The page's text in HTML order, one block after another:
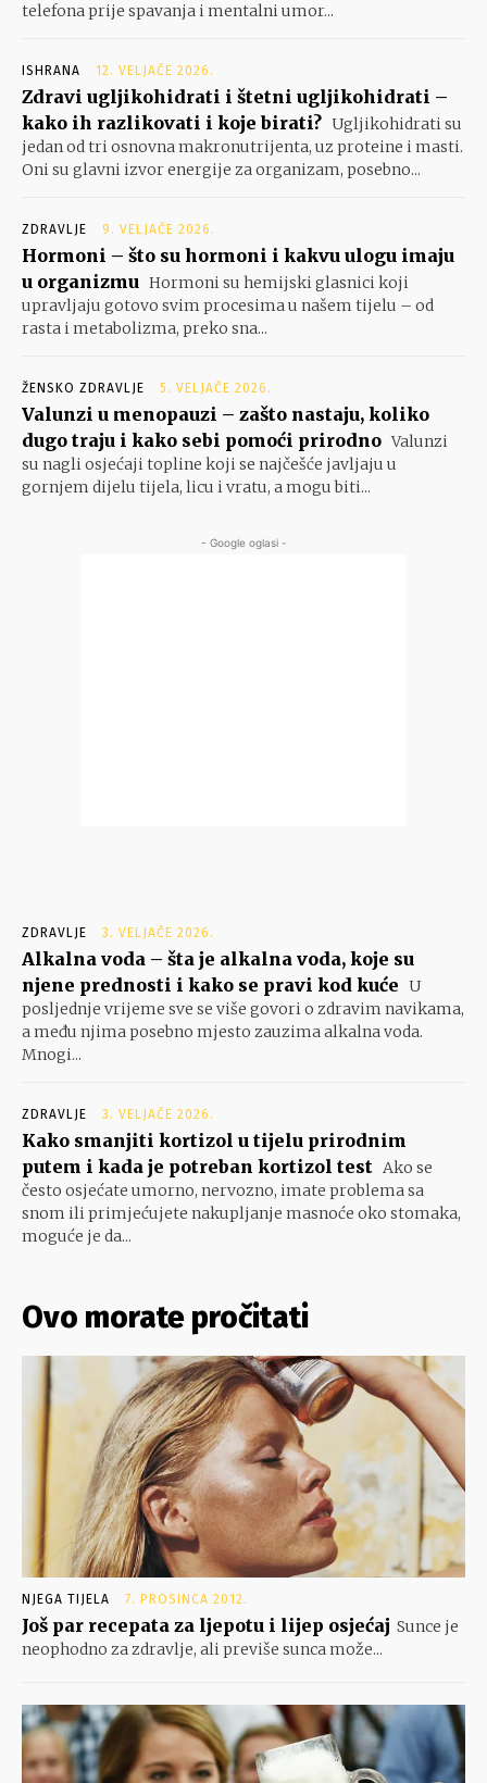
telefona prije spavanja i mentalni umor...
ISHRANA 12. VELJAČE 2026.
Zdravi ugljikohidrati i štetni ugljikohidrati –
kako ih razlikovati i koje birati? Ugljikohidrati su
jedan od tri osnovna makronutrijenta, uz proteine i masti.
Oni su glavni izvor energije za organizam, posebno...
ZDRAVLJE 9. VELJAČE 2026.
Hormoni – što su hormoni i kakvu ulogu imaju
u organizmu Hormoni su hemijski glasnici koji
upravljaju gotovo svim procesima u našem tijelu – od
rasta i metabolizma, preko sna...
ŽENSKO ZDRAVLJE 5. VELJAČE 2026.
Valunzi u menopauzi – zašto nastaju, koliko
dugo traju i kako sebi pomoći prirodno Valunzi
su nagli osjećaji topline koji se najčešće javljaju u
gornjem dijelu tijela, licu i vratu, a mogu biti...
- Google oglasi -
ZDRAVLJE 3. VELJAČE 2026.
Alkalna voda – šta je alkalna voda, koje su
njene prednosti i kako se pravi kod kuće U
posljednje vrijeme sve se više govori o zdravim navikama,
a među njima posebno mjesto zauzima alkalna voda.
Mnogi...
ZDRAVLJE 3. VELJAČE 2026.
Kako smanjiti kortizol u tijelu prirodnim
putem i kada je potreban kortizol test Ako se
često osjećate umorno, nervozno, imate problema sa
snom ili primjećujete nakupljanje masnoće oko stomaka,
moguće je da...
Ovo morate pročitati
NJEGA TIJELA 7. PROSINCA 2012.
Još par recepata za ljepotu i lijep osjećaj Sunce je
neophodno za zdravlje, ali previše sunca može...